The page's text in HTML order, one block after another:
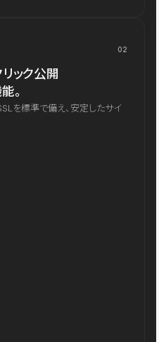
02
ック公開
。
を標準で備え、安定したサイ